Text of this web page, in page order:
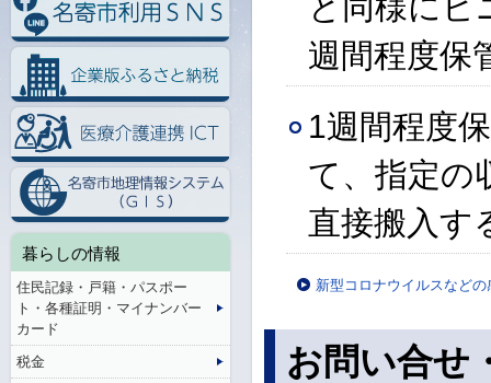
週間程度保
1週間程度
て、指定の
直接搬入す
新型コロナウイルスなど
お問い合せ
暮らしの情報
住民記録・戸籍・パスポー
ト・各種証明・マイナンバー
カード
税金